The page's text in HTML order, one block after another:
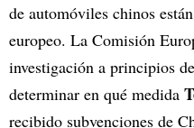
de automóviles chinos
europeo. La Comisión
investigación a principios
determinar en qué medida
recibido subvenciones de